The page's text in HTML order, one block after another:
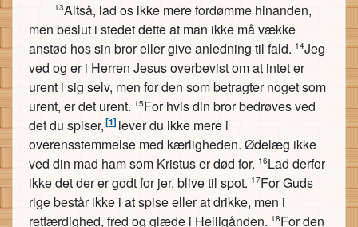
13Altså, lad os ikke mere fordømme hinanden,
men beslut i stedet dette at man ikke må vække
anstød hos sin bror eller give anledning til fald. 14Jeg
ved og er i Herren Jesus overbevist om at intet er
urent i sig selv, men for den som betragter noget som
urent, er det urent. 15For hvis din bror bedrøves ved
det du spiser,[1]lever du ikke mere i
overensstemmelse med kærligheden. Ødelæg ikke
ved din mad ham som Kristus er død for. 16Lad derfor
ikke det der er godt for jer, blive til spot. 17For Guds
rige består ikke i at spise eller at drikke, men i
retfærdighed, fred og glæde i Helligånden. 18For den